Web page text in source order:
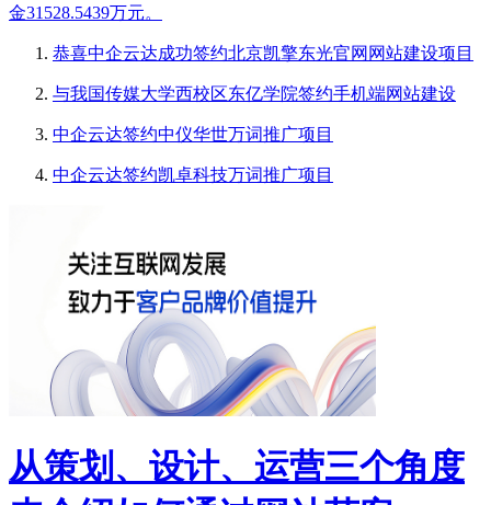
金31528.5439万元。
恭喜中企云达成功签约北京凯擎东光官网网站建设项目
与我国传媒大学西校区东亿学院签约手机端网站建设
中企云达签约中仪华世万词推广项目
中企云达签约凯卓科技万词推广项目
从策划、设计、运营三个角度